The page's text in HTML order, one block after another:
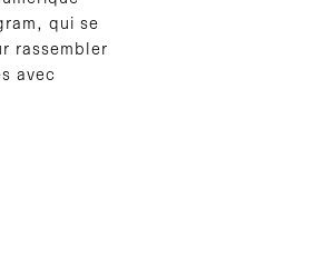
qui se
rassembler
avec